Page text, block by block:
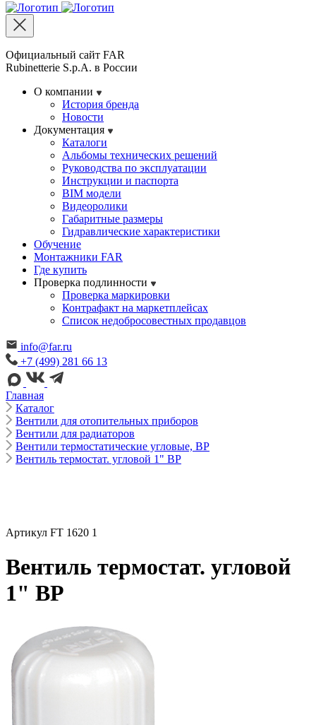
Официальный сайт FAR
Rubinetterie S.p.A. в России
О компании
История бренда
Новости
Документация
Каталоги
Альбомы технических решений
Руководства по эксплуатации
Инструкции и паспорта
BIM модели
Видеоролики
Габаритные размеры
Гидравлические характеристики
Обучение
Монтажники FAR
Где купить
Проверка подлинности
Проверка маркировки
Контрафакт на маркетплейсах
Cписок недобросовестных продавцов
info@far.ru
+7 (499) 281 66 13
Главная
Каталог
Вентили для отопительных приборов
Вентили для радиаторов
Вентили термостатические угловые, ВР
Вентиль термостат. угловой 1" ВР
Артикул FT 1620 1
Вентиль термостат. угловой
1" ВР